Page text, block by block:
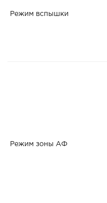
Режим вспышки
Режим зоны АФ